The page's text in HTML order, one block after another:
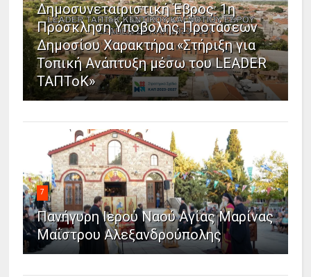
Δημοσυνεταιριστική Έβρος: 1η
Πρόσκληση Υποβολής Προτάσεων
Δημοσίου Χαρακτήρα «Στήριξη για
Τοπική Ανάπτυξη μέσω του LEADER
ΤΑΠΤοΚ»
7
Πανήγυρη Ιερού Ναού Αγίας Μαρίνας
Μαΐστρου Αλεξανδρούπολης